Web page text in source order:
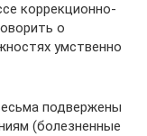
коррекционно-
о
умственно
подвержены
(болезненные